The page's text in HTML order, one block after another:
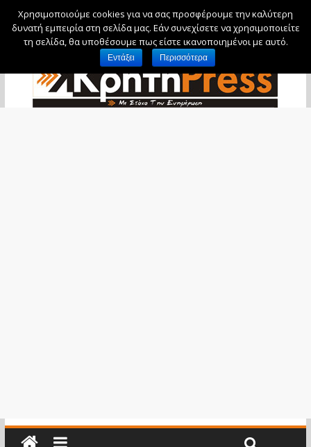
Πέμπτη, 6 Αυγούστου, 2026
Χρησιμοποιούμε cookies για να σας προσφέρουμε την καλύτερη
δυνατή εμπειρία στη σελίδα μας. Εάν συνεχίσετε να χρησιμοποιείτε
τη σελίδα, θα υποθέσουμε πως είστε ικανοποιημένοι με αυτό.
Εντάξει Περισσότερα